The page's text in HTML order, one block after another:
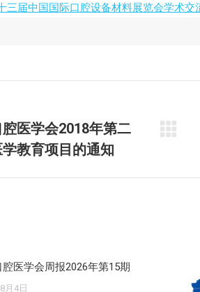
三届中国国际口腔设备材料展览会学术
医学会2018年第二
教育项目的通知
医学会周报2026年第15期
月4日